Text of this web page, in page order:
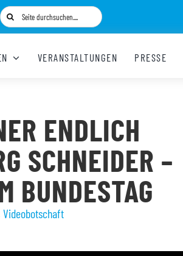
Suche
VERANSTALTUNGEN PRESSE
ENDLICH
SCHNEIDER –
BUNDESTAG
Videobotschaft